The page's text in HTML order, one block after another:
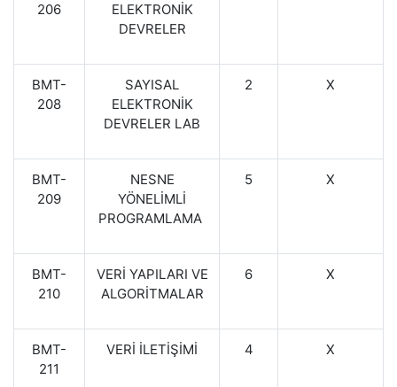
206
ELEKTRONİK
DEVRELER
BMT-
208
SAYISAL
ELEKTRONİK
DEVRELER LAB
2 X
BMT-
209
NESNE
YÖNELİMLİ
PROGRAMLAMA
5 X
BMT-
210
VERİ YAPILARI VE
ALGORİTMALAR
6 X
BMT-
211
VERİ İLETİŞİMİ 4 X